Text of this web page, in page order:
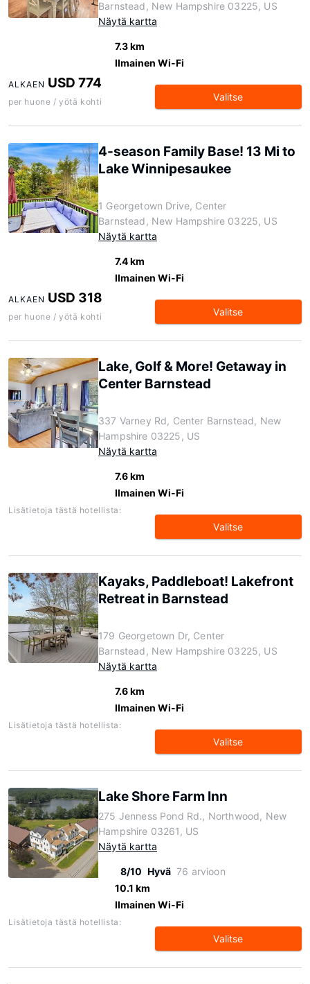
Barnstead, New Hampshire 03225, US
Näytä kartta
7.3 km
Ilmainen Wi-Fi
ALKAEN USD 774
per huone / yötä kohti Valitse
4-season Family Base! 13 Mi to
Lake Winnipesaukee
1 Georgetown Drive, Center
Barnstead, New Hampshire 03225, US
Näytä kartta
7.4 km
Ilmainen Wi-Fi
ALKAEN USD 318
per huone / yötä kohti Valitse
Lake, Golf & More! Getaway in
Center Barnstead
337 Varney Rd, Center Barnstead, New
Hampshire 03225, US
Näytä kartta
7.6 km
Ilmainen Wi-Fi
Lisätietoja tästä hotellista:
Valitse
Kayaks, Paddleboat! Lakefront
Retreat in Barnstead
179 Georgetown Dr, Center
Barnstead, New Hampshire 03225, US
Näytä kartta
7.6 km
Ilmainen Wi-Fi
Lisätietoja tästä hotellista:
Valitse
Lake Shore Farm Inn
275 Jenness Pond Rd., Northwood, New
Hampshire 03261, US
Näytä kartta
8/10 Hyvä 76 arvioon
10.1 km
Ilmainen Wi-Fi
Lisätietoja tästä hotellista:
Valitse